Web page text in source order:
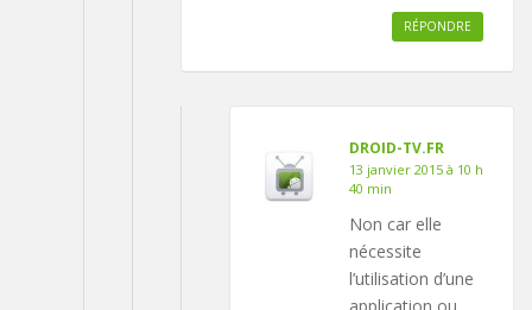
RÉPONDRE
DROID-TV.FR
13 janvier 2015 à 10 h
40 min
Non car elle
nécessite
l’utilisation d’une